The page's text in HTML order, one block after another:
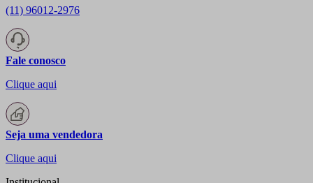
(11) 96012-2976
Fale conosco
Clique aqui
Seja uma vendedora
Clique aqui